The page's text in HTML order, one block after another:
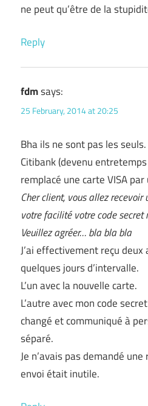
ne peut qu’être de la
Reply
fdmsays:
25 February, 2014 at 20:25
Bha ils ne sont pas les seuls.
Citibank (devenu
remplacé une carte VISA
Cher client, vous allez
votre facilité votre code
Veuillez agréer… bla bla bla
J’ai effectivement reçu
quelques jours d’intervalle.
L’un avec la nouvelle carte.
L’autre avec mon code
changé et communiqué à
séparé.
Je n’avais pas demandé
envoi était inutile.